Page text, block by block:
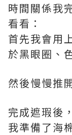
時間關係我
看看：
首先我會用
於黑眼圈、
然後慢慢推
完成遮瑕後
我準備了海